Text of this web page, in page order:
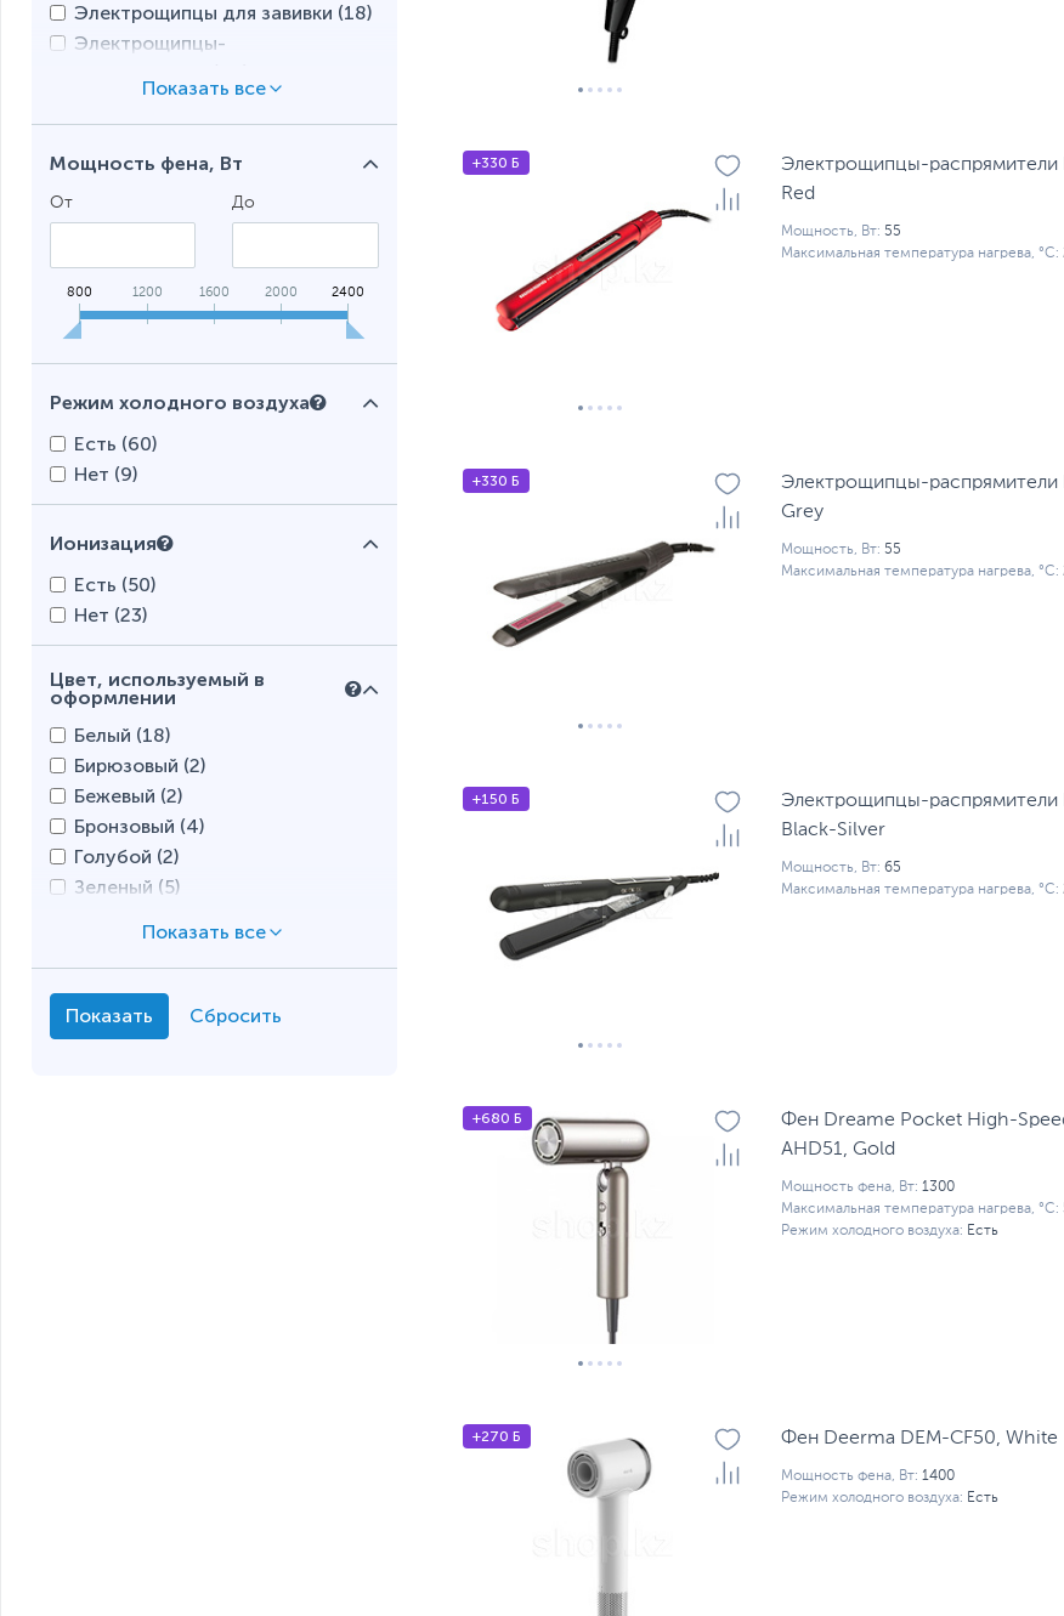
Электрощипцы для завивки (18)
Электрощипцы-
Расческа-выпрямитель (
Мощность фена, Вт
От До
800 1200 1600 2000 2400
Режим холодного воздуха
Есть (60)
Нет (9)
Ионизация
Есть (50)
Нет (23)
Цвет, используемый в
оформлении
Белый (18)
Бирюзовый (2)
Бежевый (2)
Бронзовый (4)
Голубой (2)
Зеленый (5)
Оранжевый (2)
Розовый (13
+330 Б
Электрощипцы-распрямители
Red
Мощность, Вт: 55
Максимальная температура нагрева, °С:
+330 Б
Электрощипцы-распрямители
Grey
Мощность, Вт: 55
Максимальная температура нагрева, °С:
+150 Б
Электрощипцы-распрямители
Black-Silver
Мощность, Вт: 65
Максимальная температура нагрева, °С:
+680 Б
Фен Dreame Pocket High-
AHD51, Gold
Мощность фена, Вт: 1300
Максимальная температура нагрева, °С:
Режим холодного воздуха: Есть
+270 Б Фен Deerma DEM-CF50, White
Мощность фена, Вт: 1400
Режим холодного воздуха: Есть